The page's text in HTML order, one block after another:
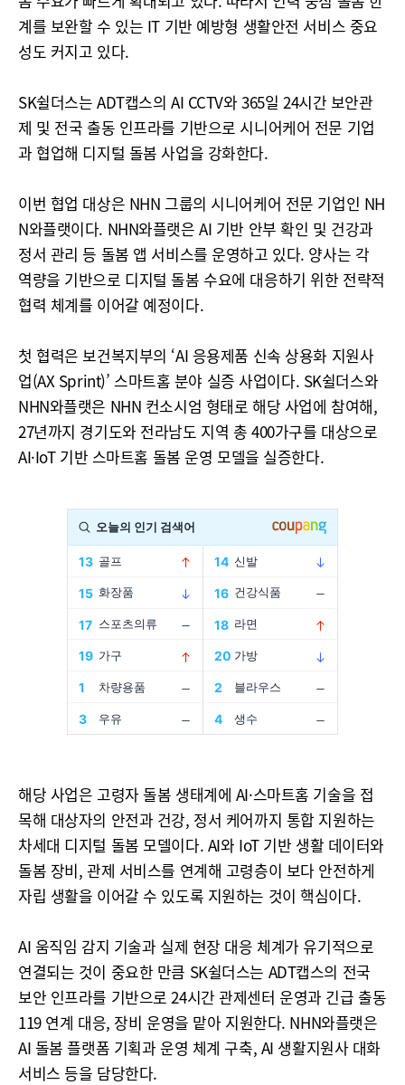
계를 보완할 수 있는 IT 기반 예방형 생활안전 서비스 중요
성도 커지고 있다.
SK쉴더스는 ADT캡스의 AI CCTV와 365일 24시간 보안관
제 및 전국 출동 인프라를 기반으로 시니어케어 전문 기업
과 협업해 디지털 돌봄 사업을 강화한다.
이번 협업 대상은 NHN 그룹의 시니어케어 전문 기업인 NH
N와플랫이다. NHN와플랫은 AI 기반 안부 확인 및 건강과
정서 관리 등 돌봄 앱 서비스를 운영하고 있다. 양사는 각
역량을 기반으로 디지털 돌봄 수요에 대응하기 위한 전략적
협력 체계를 이어갈 예정이다.
첫 협력은 보건복지부의 ‘AI 응용제품 신속 상용화 지원사
업(AX Sprint)’ 스마트홈 분야 실증 사업이다. SK쉴더스와
NHN와플랫은 NHN 컨소시엄 형태로 해당 사업에 참여해,
27년까지 경기도와 전라남도 지역 총 400가구를 대상으로
AI·IoT 기반 스마트홈 돌봄 운영 모델을 실증한다.
해당 사업은 고령자 돌봄 생태계에 AI·스마트홈 기술을 접
목해 대상자의 안전과 건강, 정서 케어까지 통합 지원하는
차세대 디지털 돌봄 모델이다. AI와 IoT 기반 생활 데이터와
돌봄 장비, 관제 서비스를 연계해 고령층이 보다 안전하게
자립 생활을 이어갈 수 있도록 지원하는 것이 핵심이다.
AI 움직임 감지 기술과 실제 현장 대응 체계가 유기적으로
연결되는 것이 중요한 만큼 SK쉴더스는 ADT캡스의 전국
보안 인프라를 기반으로 24시간 관제센터 운영과 긴급 출동
119 연계 대응, 장비 운영을 맡아 지원한다. NHN와플랫은
AI 돌봄 플랫폼 기획과 운영 체계 구축, AI 생활지원사 대화
서비스 등을 담당한다.